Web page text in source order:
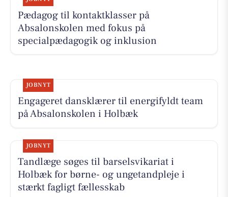
Pædagog til kontaktklasser på
Absalonskolen med fokus på
specialpædagogik og inklusion
JOBNYT
Engageret dansklærer til energifyldt team
på Absalonskolen i Holbæk
JOBNYT
Tandlæge søges til barselsvikariat i
Holbæk for børne- og ungetandpleje i
stærkt fagligt fællesskab